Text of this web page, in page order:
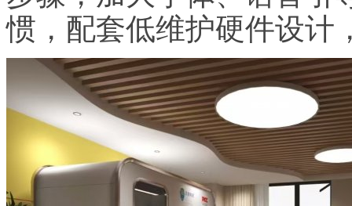
惯，配套低维护硬件设计